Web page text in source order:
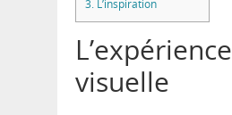
3. L’inspiration
L’expérience
visuelle